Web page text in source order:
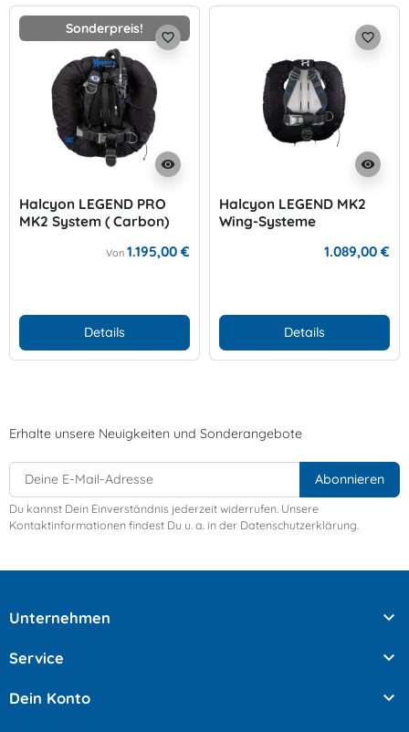
Sonderpreis!
visibility
favorite_border
Halcyon LEGEND PRO
MK2 System ( Carbon)
Von 1.195,00 €
Details
visibility
favorite_border
Halcyon LEGEND MK2
Wing-Systeme
1.089,00 €
Details
Erhalte unsere Neuigkeiten und Sonderangebote
Du kannst Dein Einverständnis jederzeit widerrufen. Unsere
Kontaktinformationen findest Du u. a. in der Datenschutzerklärung.
Unternehmen 
Service 
Dein Konto 